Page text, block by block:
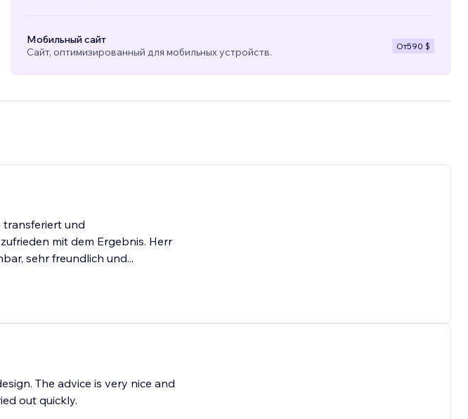
Мобильный сайт
Сайт, оптимизированный для мобильных устройств.
От590 $
transferiert und
mit dem Ergebnis. Herr
sehr freundlich und...
The advice is very nice and
out quickly.